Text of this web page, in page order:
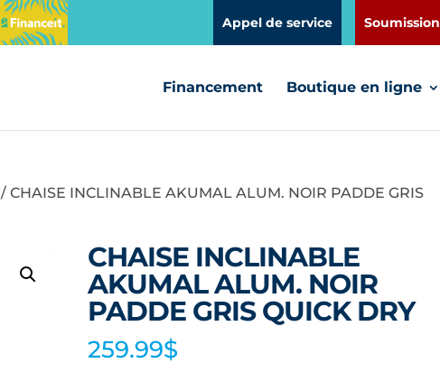
Appel de service Soumission
Financement Boutique en ligne
/ CHAISE INCLINABLE AKUMAL ALUM. NOIR PADDE GRIS
CHAISE INCLINABLE
AKUMAL ALUM. NOIR
PADDE GRIS QUICK DRY
259.99$